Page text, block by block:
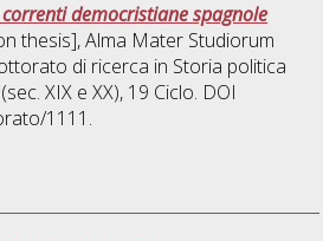
correnti democristiane spagnole
thesis], Alma Mater Studiorum
di ricerca in Storia politica
XIX e XX), 19 Ciclo. DOI
1111.